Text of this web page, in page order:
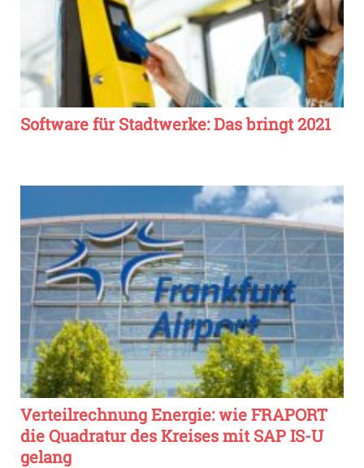
Software für Stadtwerke: Das bringt 2021
Verteilrechnung Energie: wie FRAPORT
die Quadratur des Kreises mit SAP IS-U
gelang